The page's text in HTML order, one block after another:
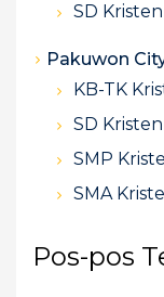
o
SD Kristen
Pakuwon
KB-TK
SD
SMP
SMA
Pos-pos